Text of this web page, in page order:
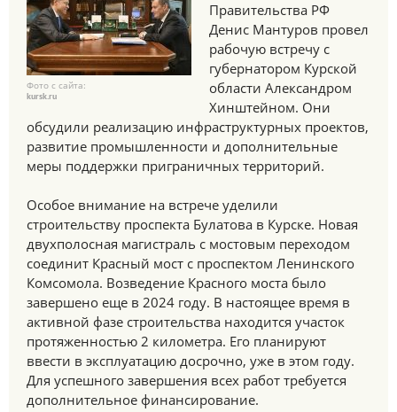
Фото с сайта:
kursk.ru
Правительства РФ
Денис Мантуров провел
рабочую встречу с
губернатором Курской
области Александром
Хинштейном. Они
обсудили реализацию инфраструктурных проектов,
развитие промышленности и дополнительные
меры поддержки приграничных территорий.
Особое внимание на встрече уделили
строительству проспекта Булатова в Курске. Новая
двухполосная магистраль с мостовым переходом
соединит Красный мост с проспектом Ленинского
Комсомола. Возведение Красного моста было
завершено еще в 2024 году. В настоящее время в
активной фазе строительства находится участок
протяженностью 2 километра. Его планируют
ввести в эксплуатацию досрочно, уже в этом году.
Для успешного завершения всех работ требуется
дополнительное финансирование.